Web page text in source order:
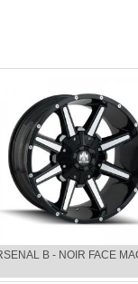
B - NOIR FACE